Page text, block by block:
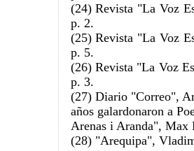
(24) Revista "La Voz
p. 2.
(25) Revista "La Voz
p. 5.
(26) Revista "La Voz
p. 3.
(27) Diario "Correo",
años galardonaron a
Arenas i Aranda", Max
(28) "Arequipa",